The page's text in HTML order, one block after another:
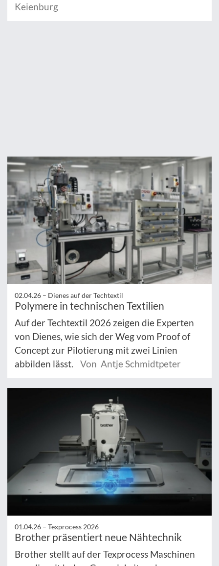
Keienburg
02.04.26 – Dienes auf der Techtextil
Polymere in technischen Textilien
Auf der Techtextil 2026 zeigen die Experten
von Dienes, wie sich der Weg vom Proof of
Concept zur Pilotierung mit zwei Linien
abbilden lässt.
Von Antje Schmidtpeter
01.04.26 – Texprocess 2026
Brother präsentiert neue Nähtechnik
Brother stellt auf der Texprocess Maschinen